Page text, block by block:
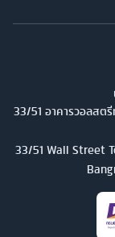
33/51 อาคารวอลสต
33/51 Wall Street